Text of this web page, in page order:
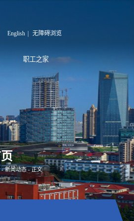
English | 无障碍浏览
职工之家
-新闻动态- 正文